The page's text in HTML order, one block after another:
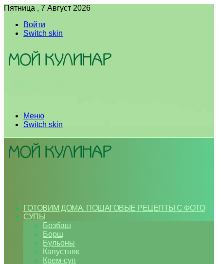
Пятница , 7 Август 2026
Войти
Switch skin
Меню
Switch skin
ГОТОВИМ ДОМА. ПОШАГОВЫЕ РЕЦЕПТЫ С ФОТО
СУПЫ
Бозбаш
Борщ
Бульоны
Капустняк
Крем-суп